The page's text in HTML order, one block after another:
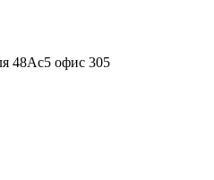
48Ас5 офис 305